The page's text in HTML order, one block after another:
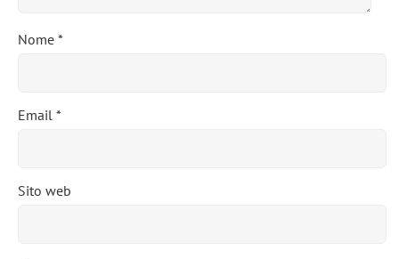
Nome *
Email *
Sito web